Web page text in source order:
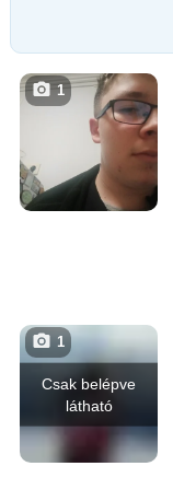
1
Csak belépve
látható
1